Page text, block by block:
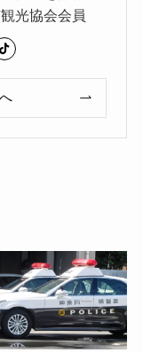
光協会会員